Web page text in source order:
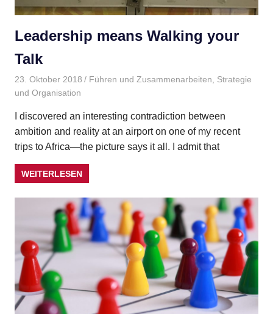
Leadership means Walking your
Talk
23. Oktober 2018 Gudrun Henne
Führen und Zusammenarbeiten
Strategie
und Organisation
I discovered an interesting contradiction between
ambition and reality at an airport on one of my recent
trips to Africa—the picture says it all. I admit that
WEITERLESEN